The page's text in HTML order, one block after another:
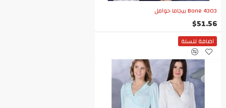
Bone 4303 بيجاما حوامل
$51.56
اضافة للسلة